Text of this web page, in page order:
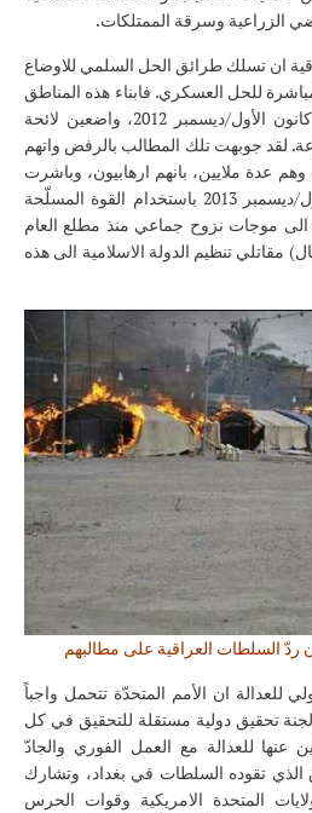
الزراعية وسرقة الممتلكات.
ان تسلك طرائق الحل السلمي للاوضاع
للحل العسكري. فابناء هذه المناطق
خرجوا بتظاهرات سلمية منذ كانون الأول/ديسمبر 2012، واضعين لائحة
لقد جوبهت تلك المطالب بالرفض واتهم
عدة ملايين، بانهم ارهابيون، وباشرت
السلطات في نهاية كانون الأول/ديسمبر 2013 باستخدام القوة المسلّحة
موجات نزوح جماعي منذ مطلع العام
مقاتلي تنظيم الدولة الاسلامية الى هذه
السلطات العراقية على مطالبهم
للعدالة ان الأمم المتحدّة تتحمل واجباً
لجنة تحقيق دولية مستقلة للتحقيق في كل
عنها للعدالة مع العمل الفوري والجادّ
الذي تقوده السلطات في بغداد، وتشارك
المتحدة الامريكية وقوات الحرس